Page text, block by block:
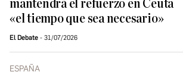
mantendrá el refuerzo en Ceuta
«el tiempo que sea necesario»
El Debate 31/07/2026
ESPAÑA